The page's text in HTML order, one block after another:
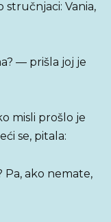
stručnjaci: Vania,
— prišla joj je
misli prošlo je
se, pitala:
ako nemate,